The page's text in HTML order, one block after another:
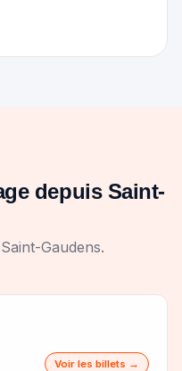
depuis Saint-
Gaudens.
Voir les billets →